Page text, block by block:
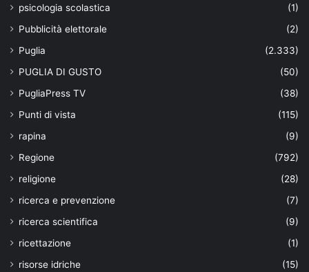
psicologia scolastica
(1)
Pubblicità elettorale
(2)
Puglia
(2.333)
PUGLIA DI GUSTO
(50)
PugliaPress TV
(38)
Punti di vista
(115)
rapina
(9)
Regione
(792)
religione
(28)
ricerca e prevenzione
(7)
ricerca scientifica
(9)
ricettazione
(1)
risorse idriche
(15)